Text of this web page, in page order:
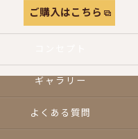
ご購入はこちら
ギャラリー
よくある質問